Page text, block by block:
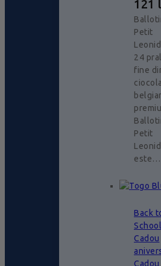
121
Petit
24
fine
Petit
este…
Back
School
Cadou